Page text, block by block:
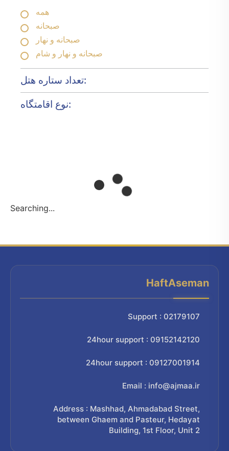
همه
صبحانه
صبحانه و نهار
صبحانه و نهار و شام
تعداد ستاره هتل:
نوع اقامتگاه:
Searching...
HaftAseman
Support : 02179107
24hour support : 09152142120
24hour support : 09127001914
Email : info@ajmaa.ir
Address : Mashhad, Ahmadabad Street,
between Ghaem and Pasteur, Hedayat
Building, 1st Floor, Unit 2